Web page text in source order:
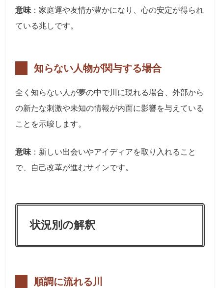
意味 ：家庭運や友情が豊かになり、心の安定が得られ
ている兆しです。
知らない人物が関与する場合
全く知らない人が夢の中で川に現れる場合、外部から
の新たな刺激や未知の情報が内面に影響を与えている
ことを示唆します。
意味 ：新しい出会いやアイディアを取り入れること
で、自己改革が進むサインです。
状況別の解釈
順調に流れる川